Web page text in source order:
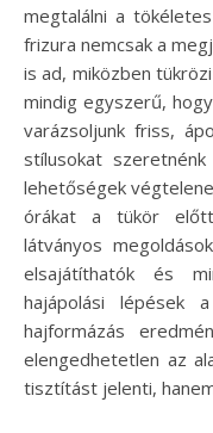
megtalálni a
frizura nemcsak a
is ad, miközben
mindig egyszerű,
varázsoljunk friss,
stílusokat
lehetőségek
órákat a tükör
látványos
elsajátíthatók és
hajápolási lépések
hajformázás
elengedhetetlen az
tisztítást jelenti,